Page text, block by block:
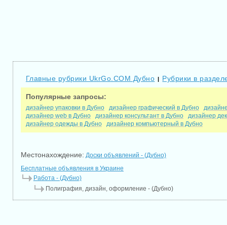
Главные рубрики UkrGo.COM Дубно | Рубрики в
Популярные запросы:
дизайнер упаковки в Дубно дизайнер графический в Дубно
дизайнер web в Дубно
дизайнер консультант в Дубно
дизайнер
дизайнер одежды в Дубно
дизайнер компьютерный в Дубно
Местонахождение: Доски объявлений - (Дубно)
Бесплатные объявления в Украине
Работа - (Дубно)
Полиграфия, дизайн, оформление - (Дубно)